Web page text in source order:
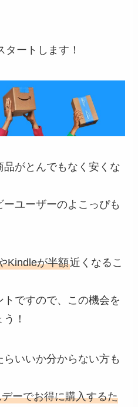
タートします！
がとんでもなく安くな
ユーザーのよこっぴも
Kindleが半額近くなるこ
ですので、この機会を
！
いいか分からない方も
ーでお得に購入するた